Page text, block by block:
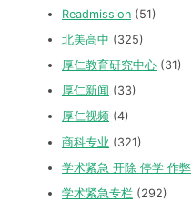
Readmission (51)
北美高中 (325)
厚仁教育研究中心 (31)
厚仁新闻 (33)
厚仁视频 (4)
商科专业 (321)
学术紧急 开除 停学 作弊
学术紧急专栏 (292)